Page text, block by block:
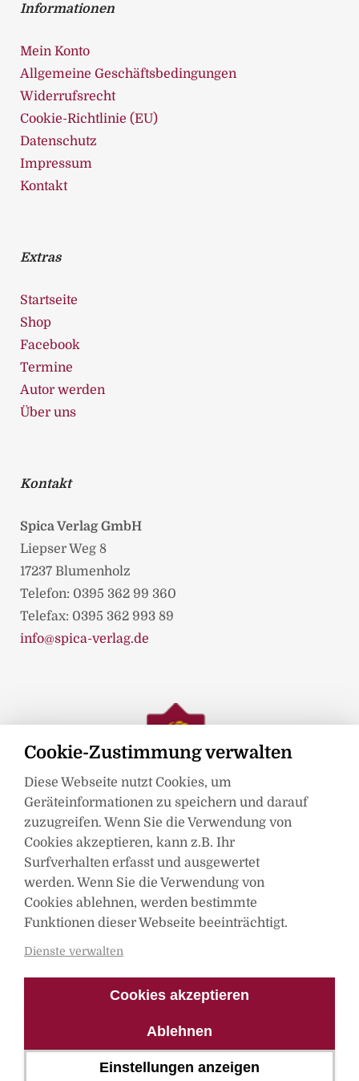
Cookie-Zustimmung verwalten
Diese Webseite nutzt Cookies, um
Geräteinformationen zu speichern und darauf
zuzugreifen. Wenn Sie die Verwendung von
Cookies akzeptieren, kann z.B. Ihr
Surfverhalten erfasst und ausgewertet
werden. Wenn Sie die Verwendung von
Cookies ablehnen, werden bestimmte
Funktionen dieser Webseite beeinträchtigt.
Dienste verwalten
Cookies akzeptieren
Ablehnen
Einstellungen anzeigen
Informationen
Mein Konto
Allgemeine Geschäftsbedingungen
Widerrufsrecht
Cookie-Richtlinie (EU)
Datenschutz
Impressum
Kontakt
Extras
Startseite
Shop
Facebook
Termine
Autor werden
Über uns
Kontakt
Spica Verlag GmbH
Liepser Weg 8
17237 Blumenholz
Telefon: 0395 362 99 360
Telefax: 0395 362 993 89
info@spica-verlag.de
Mitglied im
© Spica Verlag 2021